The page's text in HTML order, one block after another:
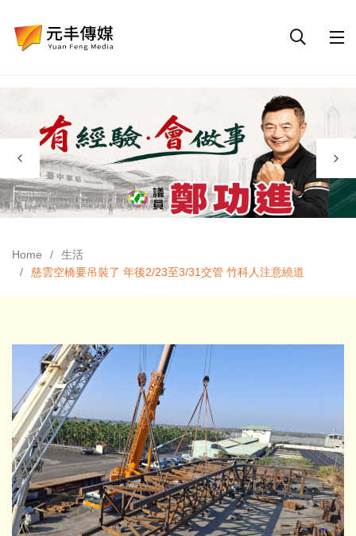
Home
生活
慈雲空橋要吊裝了 年後2/23至3/31交管 竹科人注意繞道